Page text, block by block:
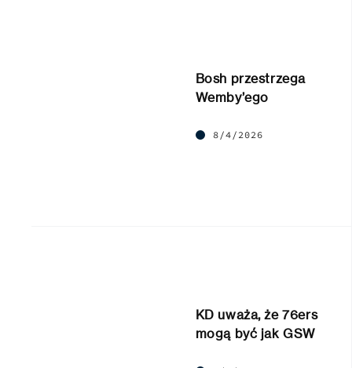
Bosh przestrzega
Wemby’ego
8/4/2026
KD uważa, że 76ers
mogą być jak GSW